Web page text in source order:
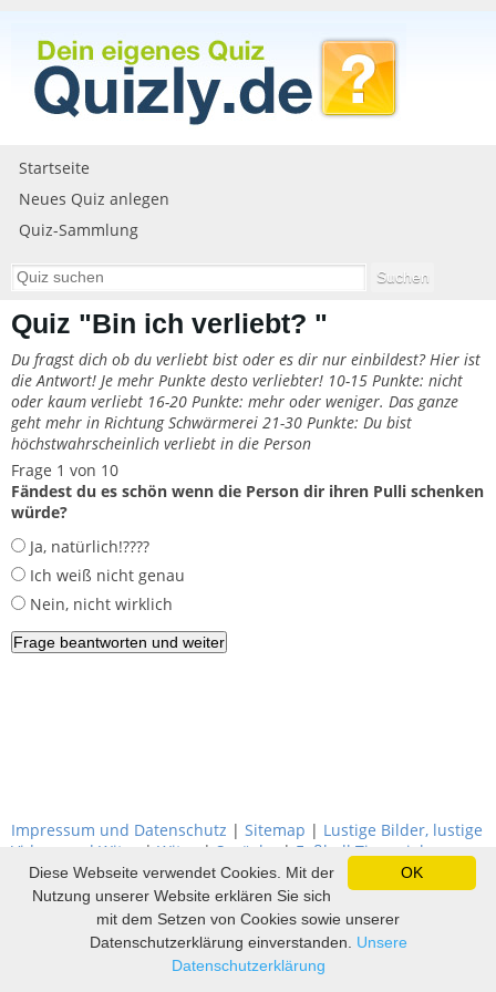
Startseite
Neues Quiz anlegen
Quiz-Sammlung
Quiz "Bin ich verliebt? "
Du fragst dich ob du verliebt bist oder es dir nur einbildest? Hier ist
die Antwort! Je mehr Punkte desto verliebter! 10-15 Punkte: nicht
oder kaum verliebt 16-20 Punkte: mehr oder weniger. Das ganze
geht mehr in Richtung Schwärmerei 21-30 Punkte: Du bist
höchstwahrscheinlich verliebt in die Person
Frage 1 von 10
Fändest du es schön wenn die Person dir ihren Pulli schenken
würde?
Ja, natürlich!????
Ich weiß nicht genau
Nein, nicht wirklich
Impressum und Datenschutz | Sitemap | Lustige Bilder, lustige
Videos und Witze
| Witze | Sprüche | Fußball Tippspiel
OK
Diese Webseite verwendet Cookies. Mit der
Nutzung unserer Website erklären Sie sich
mit dem Setzen von Cookies sowie unserer
Datenschutzerklärung einverstanden. Unsere
Datenschutzerklärung